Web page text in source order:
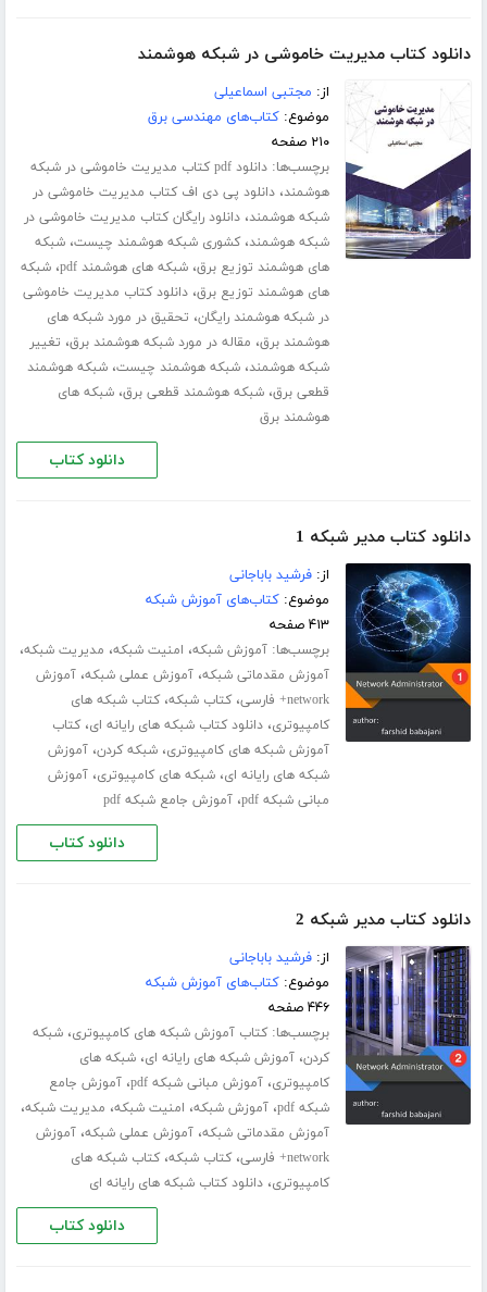
دانلود کتاب مدیریت خاموشی در شبکه هوشمند
از: مجتبی اسماعیلی
موضوع:کتاب‌های مهندسی برق
۲۱۰ صفحه
برچسب‌ها:
دانلود pdf کتاب مدیریت خاموشی در شبکه
هوشمند،دانلود پی دی اف کتاب مدیریت خاموشی در
شبکه هوشمند،دانلود رایگان کتاب مدیریت خاموشی در
شبکه هوشمند،کشوری شبکه هوشمند چیست،شبکه
های هوشمند توزیع برق،شبکه های هوشمند pdf ،شبکه
های هوشمند توزیع برق،دانلود کتاب مدیریت خاموشی
در شبکه هوشمند رایگان، تحقیق در مورد شبکه های
هوشمند برق، مقاله در مورد شبکه هوشمند برق، تغییر
شبکه هوشمند،شبکه هوشمند چیست،شبکه هوشمند
قطعی برق،شبکه هوشمند قطعی برق،شبکه های
هوشمند برق
دانلود کتاب
دانلود کتاب مدیر شبکه 1
از:فرشید باباجانی
موضوع:کتاب‌های آموزش شبکه
۴۱۳ صفحه
برچسب‌ها:آموزش شبکه، امنیت شبکه، مدیریت شبکه،
آموزش مقدماتی شبکه،آموزش عملی شبکه،آموزش
network+ فارسی
،کتاب شبکه،کتاب شبکه های
کامپیوتری،دانلود کتاب شبکه های رایانه ای،کتاب
آموزش شبکه های کامپیوتری،شبکه کردن،آموزش
شبکه های رایانه ای،شبکه های کامپیوتری،آموزش
مبانی شبکه pdf
،آموزش جامع شبکه pdf
دانلود کتاب
دانلود کتاب مدیر شبکه 2
از:فرشید باباجانی
موضوع:کتاب‌های آموزش شبکه
۴۴۶ صفحه
برچسب‌ها:کتاب آموزش شبکه های کامپیوتری،شبکه
کردن،آموزش شبکه های رایانه ای،شبکه های
کامپیوتری،آموزش مبانی شبکه pdf ،آموزش جامع
شبکه pdf
،آموزش شبکه، امنیت شبکه، مدیریت شبکه،
آموزش مقدماتی شبکه،آموزش عملی شبکه،آموزش
network+ فارسی
،کتاب شبکه،کتاب شبکه های
کامپیوتری،دانلود کتاب شبکه های رایانه ای
دانلود کتاب